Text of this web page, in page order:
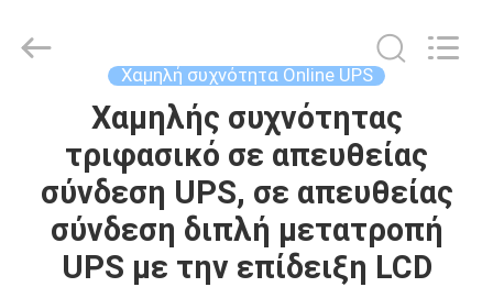
ΠΡΟΪΌΝΤΑ
ΣΧΕΤΙΚΆ
POWER
GROUP.
Χαμηλή συχνότητα Online UPS
Χαμηλής συχνότητας
τριφασικό σε απευθείας
σύνδεση UPS, σε απευθείας
σύνδεση διπλή μετατροπή
UPS με την επίδειξη LCD